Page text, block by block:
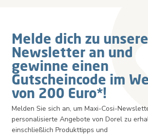
Melde dich zu
Newsletter an und
gewinne einen
Gutscheincode im
von 200 Euro*!
Melden Sie sich an, um Maxi-Cosi-
personalisierte Angebote von Dorel zu
einschließlich Produkttipps und